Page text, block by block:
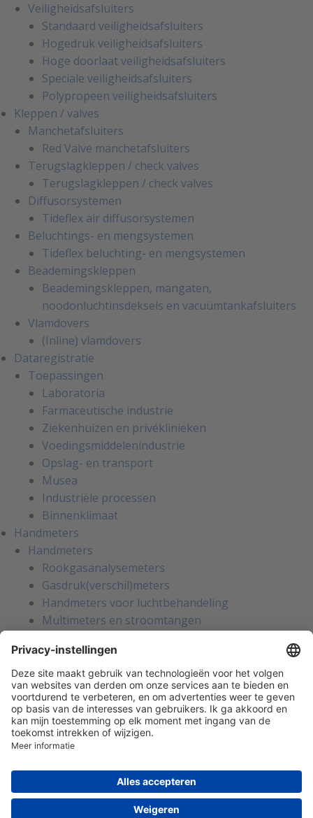
Veiligheidsafsluiters
Standaard veiligheidsafsluiters
Hogedruk veiligheidsafsluiters
Hoge doorlaat veiligheidsafsluiters
Speciale veiligheidsafsluiters
Polypropeen veiligheidsafsluiters
Kleppen / valves
Manchetafsluiters
Red Valve manchetafsluiters
Terugslagkleppen / check valves
Terugslagkleppen / check valves
Diffusorsystemen
Tideflex air diffusorsystemen
Beluchtings- en mengsystemen
Tideflex beluchting- en mengsystemen
Beademingskleppen
Beademingskleppen, mangaten,
noodonluchtinsdeksels en vacuümtankafsluiters
Vlamdovers
(Inline) vlamdovers
Dataregistratie
Toepassingen
Laboratoria
Farmaceutische industrie
Ziekenhuizen en privéklinieken
Voedingsmiddelenindustrie
Opslag- en transport
Musea
Industriële processen
Binnenklimaat
Handmeters
Handmeters
Rookgasanalysemeters
Gasdruk(verschil)meters
Handmeters voor luchtbehandeling
Multimeters en stroomtangen
Apparatentesters voor NEN-3140
Handmeters voor koeltechniek
Inregelinstrumenten voor water
Gaslekzoekers
Persoonlijke bescherming
Warmtebeeldcamera's